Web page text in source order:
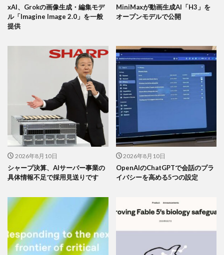
xAI、Grokの画像生成・編集モデ
ル「Imagine Image 2.0」を一般
提供
MiniMaxが動画生成AI「H3」を
オープンモデルで公開
2026年8月10日
シャープ決算、AIサーバー事業の
具体情報不足で採用見送りです
2026年8月10日
OpenAIのChatGPTで会話のプラ
イバシーを高める5つの設定